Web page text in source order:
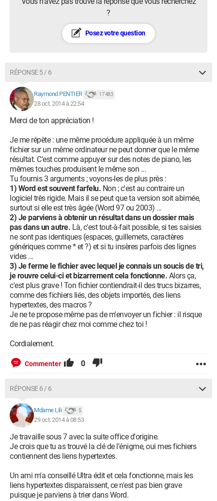
?
Posez votre question
RÉPONSE 5 / 6
Raymond PENTIER 17 483
28 oct. 2014 à 22:54
Merci de ton appréciation !
Je me répète : une même procédure appliquée à un même
fichier sur un même ordinateur ne peut donner que le même
résultat. C'est comme appuyer sur des notes de piano, les
mêmes touches produisent le même son ...
Tu fournis 3 arguments ; voyons-les de plus près :
1) Word est souvent farfelu. Non ; c'est au contraire un
logiciel très rigide. Mais il se peut que ta version soit abimée,
surtout si elle est très âgée (Word 97 ou 2003) ...
2) Je parviens à obtenir un résultat dans un dossier mais
pas dans un autre. Là, c'est tout-à-fait possible, si tes saisies
ne sont pas identiques (espaces, guillemets, caractères
génériques comme * et ?) et si tu insères parfois des lignes
vides ...
3) Je ferme le fichier avec lequel je connais un soucis de tri,
je rouvre celui-ci et bizarrement cela fonctionne. Alors ça,
c'est plus grave ! Ton fichier contiendrait-il des trucs bizarres,
comme des fichiers liés, des objets importés, des liens
hypertextes, des macros ?
Je ne te propose même pas de m'envoyer un fichier : il risque
de ne pas réagir chez moi comme chez toi !
Cordialement.
Commenter 0
RÉPONSE 6 / 6
Mdame Lili 5
29 oct. 2014 à 08:53
Je travaille sous 7 avec la suite office d'origine.
Je crois que tu as trouvé la clé de l'énigme, oui mes fichiers
contiennent des liens hypertextes.
Un ami m'a conseillé Ultra édit et cela fonctionne, mais les
liens hypertextes disparaissent, ce n'est pas bien grave
puisque je parviens à trier dans Word.